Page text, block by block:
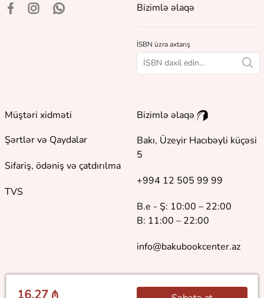
16.27 ₼
Bizimlə əlaqə
İSBN üzrə axtarış
Müştəri xidməti
Şərtlər və Qaydalar
Sifariş, ödəniş və çatdırılma
TVS
Bizimlə əlaqə
Bakı, Üzeyir Hacıbəyli küçəsi
5
+994 12 505 99 99
B.e - Ş: 10:00 – 22:00
B: 11:00 – 22:00
info@bakubookcenter.az